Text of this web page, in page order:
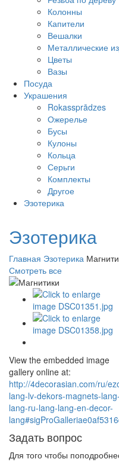
Колонны
Капители
Вешалки
Металлические
Цветы
Вазы
Посуда
Украшения
Rokassprādzes
Ожерелье
Бусы
Кулоны
Кольца
Серьги
Комплекты
Другое
Эзотерика
Эзотерика
Главная Эзотерика
Смотреть все
View the embedded image
gallery online at:
http://4decorasian.com/ru/
lang-lv-dekors-magnets-lang-
lang-ru-lang-lang-en-decor-
Задать вопрос
Для того чтобы